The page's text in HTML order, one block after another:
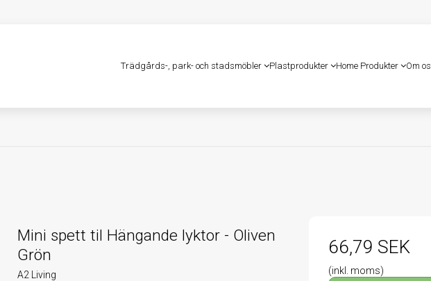
Trädgårds-, park- och stadsmöbler Plastprodukter Home Produkter Om os
Mini spett til Hängande lyktor - Oliven
Grön
A2 Living
66,79 SEK
(inkl. moms)